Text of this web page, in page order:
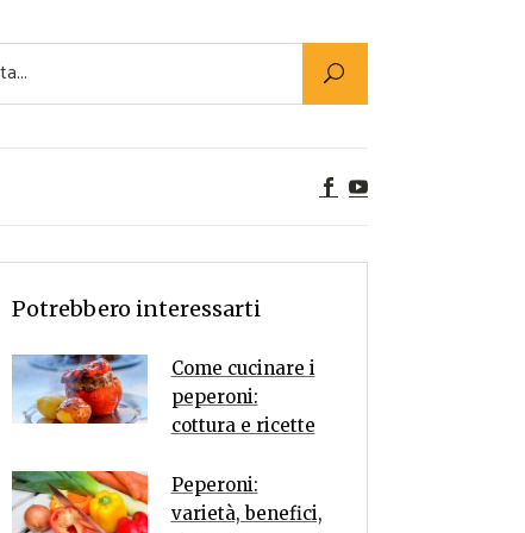
Utility
Rumors
Potrebbero interessarti
Come cucinare i
peperoni:
cottura e ricette
Peperoni:
varietà, benefici,